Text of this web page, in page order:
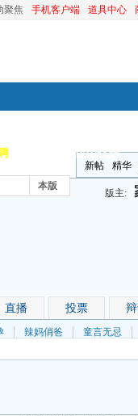
聚焦 手机客户端 道具中心
昆山优选
本版
新帖 精华
版主:
直播 投票
辣妈俏爸 童言无忌